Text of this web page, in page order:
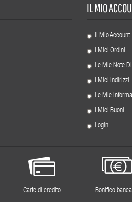
IL MIO
Il Mio Account
I Miei Ordini
Le Mie Note
I Miei Indirizzi
Le Mie
I Miei Buoni
Login
Carte di credito Bonifico